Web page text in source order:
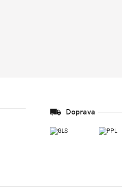
Doprava